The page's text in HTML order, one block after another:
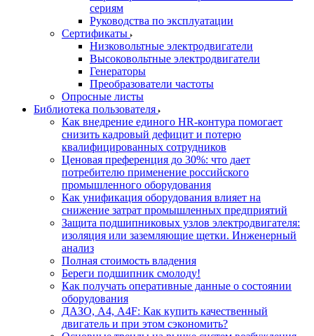
сериям
Руководства по эксплуатации
Сертификаты
Низковольтные электродвигатели
Высоковольтные электродвигатели
Генераторы
Преобразователи частоты
Опросные листы
Библиотека пользователя
Как внедрение единого HR-контура помогает
снизить кадровый дефицит и потерю
квалифицированных сотрудников
Ценовая преференция до 30%: что дает
потребителю применение российского
промышленного оборудования
Как унификация оборудования влияет на
снижение затрат промышленных предприятий
Защита подшипниковых узлов электродвигателя:
изоляция или заземляющие щетки. Инженерный
анализ
Полная стоимость владения
Береги подшипник смолоду!
Как получать оперативные данные о состоянии
оборудования
ДАЗО, А4, А4F: Как купить качественный
двигатель и при этом сэкономить?